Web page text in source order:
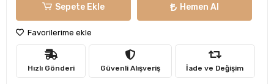
Sepete Ekle Hemen Al
Favorilerime ekle
Hızlı Gönderi Güvenli Alışveriş İade ve Değişim